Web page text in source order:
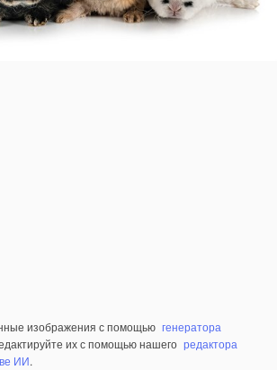
изображения с помощью генератора
их с помощью нашего редактора
ИИ.